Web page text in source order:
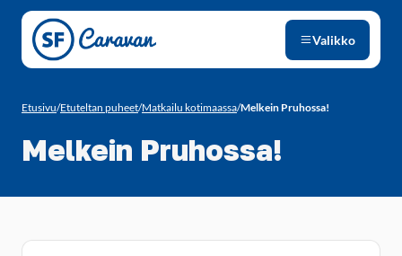
Siirry sivun sisältöön
Valikko
Etusivu/Etuteltan puheet/Matkailu kotimaassa/Melkein Pruhossa!
Melkein Pruhossa!